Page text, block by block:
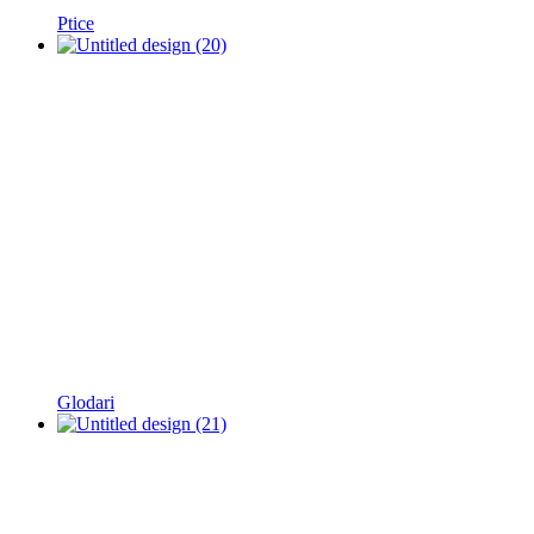
Ptice
Glodari